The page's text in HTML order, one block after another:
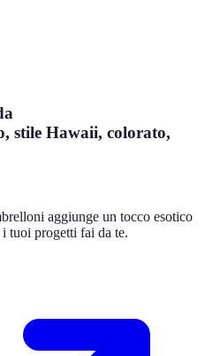
stile Hawaii, colorato,
aggiunge un tocco esotico
tuoi progetti fai da te.